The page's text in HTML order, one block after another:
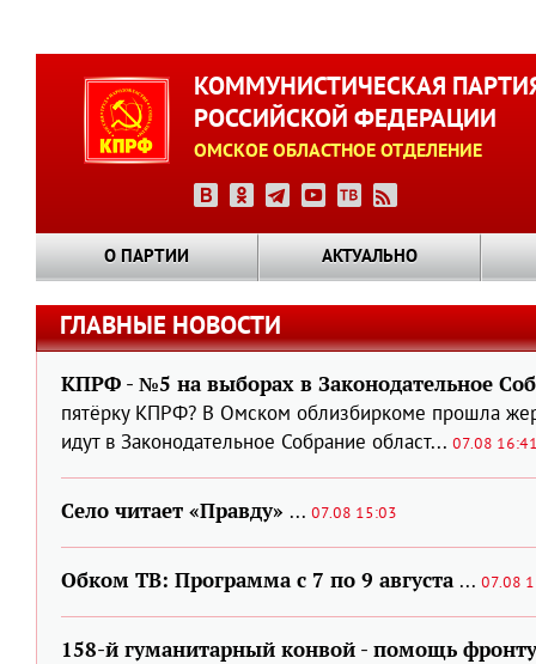
КОММУНИСТИЧЕСКАЯ
РОССИЙСКОЙ ФЕДЕРАЦИИ
ОМСКОЕ ОБЛАСТНОЕ ОТДЕЛЕНИЕ
О ПАРТИИ АКТУАЛЬНО
ГЛАВНЫЕ НОВОСТИ
КПРФ - №5 на выборах в Законодательное
пятёрку КПРФ? В Омском облизбиркоме прошла
идут в Законодательное Собрание област... 07.08
Село читает «Правду» ... 07.08 15:03
Обком ТВ: Программа с 7 по 9 августа ... 07.08
158-й гуманитарный конвой - помощь